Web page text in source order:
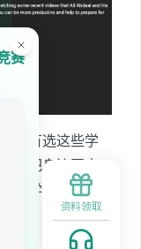
没有选这些学
会把身边国内
同学们可以自
资料领取
赛